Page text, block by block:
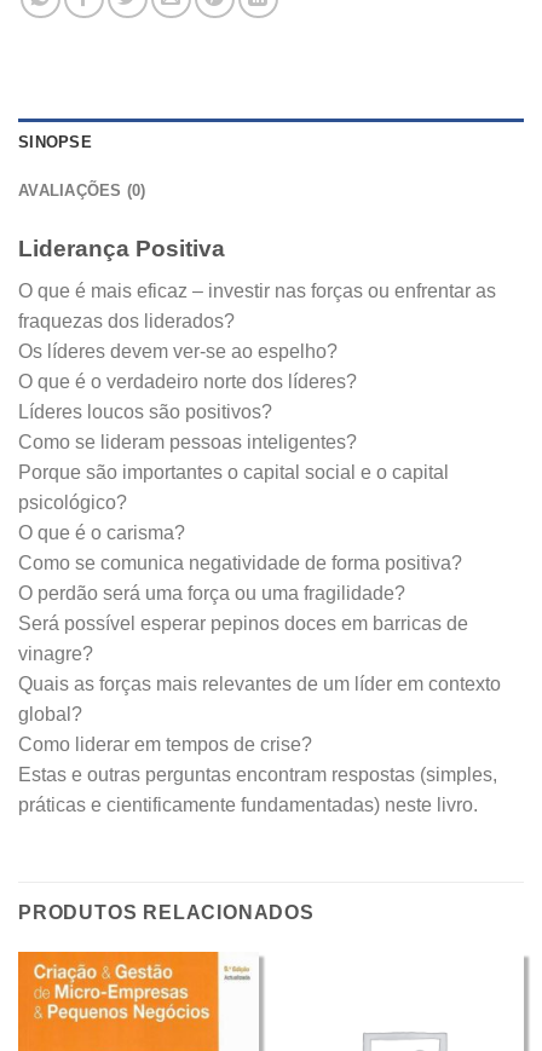
SINOPSE
AVALIAÇÕES (0)
Liderança Positiva
O que é mais eficaz – investir nas forças ou enfrentar as
fraquezas dos liderados?
Os líderes devem ver-se ao espelho?
O que é o verdadeiro norte dos líderes?
Líderes loucos são positivos?
Como se lideram pessoas inteligentes?
Porque são importantes o capital social e o capital
psicológico?
O que é o carisma?
Como se comunica negatividade de forma positiva?
O perdão será uma força ou uma fragilidade?
Será possível esperar pepinos doces em barricas de
vinagre?
Quais as forças mais relevantes de um líder em contexto
global?
Como liderar em tempos de crise?
Estas e outras perguntas encontram respostas (simples,
práticas e cientificamente fundamentadas) neste livro.
PRODUTOS RELACIONADOS